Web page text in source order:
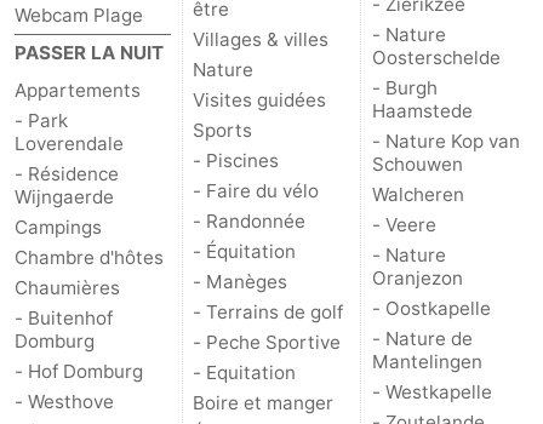
Sluis
-
Nature
Het
Zwin
Météo
Contact
Webcam Plage
PASSER LA NUIT
Appartements
- Park
Loverendale
- Résidence
Wijngaerde
Campings
Chambre d'hôtes
Chaumières
- Buitenhof
Domburg
- Hof Domburg
- Westhove
être
Villages & villes
Nature
Visites guidées
Sports
- Piscines
- Faire du vélo
- Randonnée
- Équitation
- Manèges
- Terrains de golf
- Peche Sportive
- Equitation
Boire et manger
- Nature
Oosterschelde
- Burgh
Haamstede
- Nature Kop van
Schouwen
Walcheren
- Veere
- Nature
Oranjezon
- Oostkapelle
- Nature de
Mantelingen
- Westkapelle